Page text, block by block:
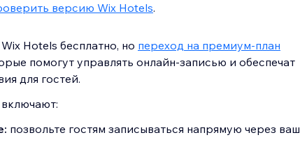
версию Wix Hotels.
Hotels бесплатно, но переход на премиум-план
помогут управлять онлайн-записью и обеспечат
для гостей.
позвольте гостям записываться напрямую через ваш